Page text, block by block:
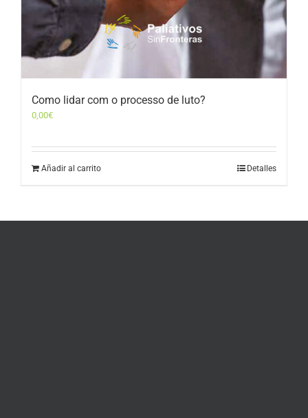
Como lidar com o processo de luto?
0,00€
Añadir al carrito Detalles